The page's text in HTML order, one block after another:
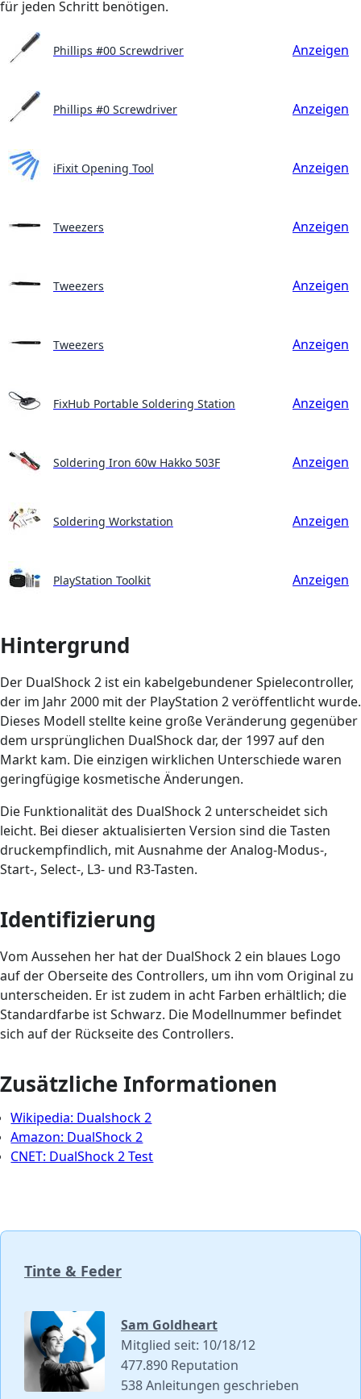
für jeden Schritt benötigen.
Phillips #00 Screwdriver Anzeigen
Phillips #0 Screwdriver Anzeigen
iFixit Opening Tool Anzeigen
Tweezers Anzeigen
Tweezers Anzeigen
Tweezers Anzeigen
FixHub Portable Soldering Station Anzeigen
Soldering Iron 60w Hakko 503F Anzeigen
Soldering Workstation Anzeigen
PlayStation Toolkit Anzeigen
Hintergrund
Der DualShock 2 ist ein kabelgebundener Spielecontroller,
der im Jahr 2000 mit der PlayStation 2 veröffentlicht wurde.
Dieses Modell stellte keine große Veränderung gegenüber
dem ursprünglichen DualShock dar, der 1997 auf den
Markt kam. Die einzigen wirklichen Unterschiede waren
geringfügige kosmetische Änderungen.
Die Funktionalität des DualShock 2 unterscheidet sich
leicht. Bei dieser aktualisierten Version sind die Tasten
druckempfindlich, mit Ausnahme der Analog-Modus-,
Start-, Select-, L3- und R3-Tasten.
Identifizierung
Vom Aussehen her hat der DualShock 2 ein blaues Logo
auf der Oberseite des Controllers, um ihn vom Original zu
unterscheiden. Er ist zudem in acht Farben erhältlich; die
Standardfarbe ist Schwarz. Die Modellnummer befindet
sich auf der Rückseite des Controllers.
Zusätzliche Informationen
Wikipedia: Dualshock 2
Amazon: DualShock 2
CNET: DualShock 2 Test
Tinte & Feder
Sam Goldheart
Mitglied seit: 10/18/12
477.890 Reputation
538 Anleitungen geschrieben